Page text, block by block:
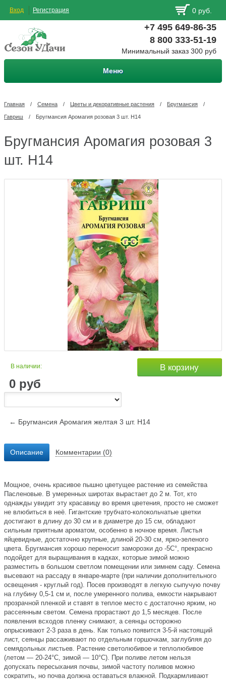
Вход Регистрация 0 руб.
+7 495 649-86-35
8 800 333-51-19
Минимальный заказ 300 руб
Меню
Главная / Семена / Цветы и декоративные растения / Бругмансия /
Гавриш / Бругмансия Аромагия розовая 3 шт. Н14
Бругмансия Аромагия розовая 3
шт. Н14
В наличии:
0 руб
В корзину
← Бругмансия Аромагия желтая 3 шт. Н14
Описание Комментарии (0)
Мощное, очень красивое пышно цветущее растение из семейства
Пасленовые. В умеренных широтах вырастает до 2 м. Тот, кто
однажды увидит эту красавицу во время цветения, просто не сможет
не влюбиться в неё. Гигантские трубчато-колокольчатые цветки
достигают в длину до 30 см и в диаметре до 15 см, обладают
сильным приятным ароматом, особенно в ночное время. Листья
яйцевидные, достаточно крупные, длиной 20-30 см, ярко-зеленого
цвета. Бругмансия хорошо переносит заморозки до -5С°, прекрасно
подойдет для выращивания в кадках, которые зимой можно
разместить в большом светлом помещении или зимнем саду. Семена
высевают на рассаду в январе-марте (при наличии дополнительного
освещения - круглый год). Посев производят в легкую сыпучую почву
на глубину 0,5-1 см и, после умеренного полива, емкости накрывают
прозрачной пленкой и ставят в теплое место с достаточно ярким, но
рассеянным светом. Семена прорастают до 1,5 месяцев. После
появления всходов пленку снимают, а сеянцы осторожно
опрыскивают 2-3 раза в день. Как только появится 3-5-й настоящий
лист, сеянцы рассаживают по отдельным горшочкам, заглубляя до
семядольных листьев. Растение светолюбивое и теплолюбивое
(летом — 20-24°С, зимой — 10°С). При поливе летом нельзя
допускать пересыхания почвы, зимой частоту поливов можно
сократить, но почва должна оставаться влажной. Подкармливают